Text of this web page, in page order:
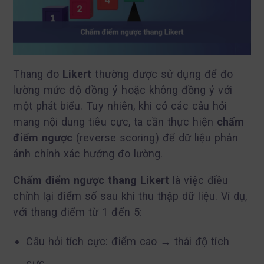
Thang đo Likert thường được sử dụng để đo
lường mức độ đồng ý hoặc không đồng ý với
một phát biểu. Tuy nhiên, khi có các câu hỏi
mang nội dung tiêu cực, ta cần thực hiện chấm
điểm ngược (reverse scoring) để dữ liệu phản
ánh chính xác hướng đo lường.
Chấm điểm ngược thang Likert là việc điều
chỉnh lại điểm số sau khi thu thập dữ liệu. Ví dụ,
với thang điểm từ 1 đến 5:
Câu hỏi tích cực: điểm cao → thái độ tích